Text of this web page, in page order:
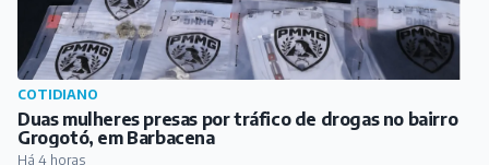
COTIDIANO
Em Santos Dumont, dupla é presa com maconha, crack